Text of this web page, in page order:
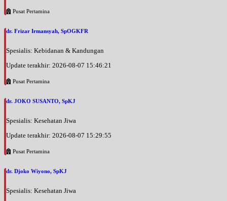
Jam 15:00 - 17:00
Kamis, 03/09/2026
EKSEKUTIF
Jumat, 04/09/2026
EKSEKUTIF
Sabtu, 05/09/2026
Jam 09:00 - 12:00
Jam 12:00 - 18:00
Pusat Pertamina
dr. Frizar Irmansyah, SpOGKFR
Spesialis: Kebidanan & Kandungan
Update terakhir: 2026-08-07 15:46:21
Pusat Pertamina
dr. JOKO SUSANTO, SpKJ
Spesialis: Kesehatan Jiwa
Update terakhir: 2026-08-07 15:29:55
Pusat Pertamina
dr. Djoko Wiyono, SpKJ
Spesialis: Kesehatan Jiwa